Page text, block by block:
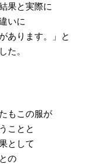
果と実際に
いに
あります。」と
た。
もこの服が
ことと
として
の